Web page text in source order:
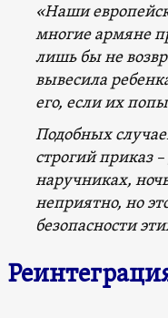
«Наши
многие армяне
лишь бы не
вывесила
его, если их
Подобных
строгий приказ
наручниках,
неприятно, но
безопасности